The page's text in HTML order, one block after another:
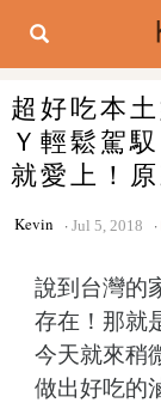
超好吃本
Ｙ輕鬆駕
就愛上！
Kevin Jul 5, 2018
說到台灣的
存在！那就
今天就來稍
做出好吃的